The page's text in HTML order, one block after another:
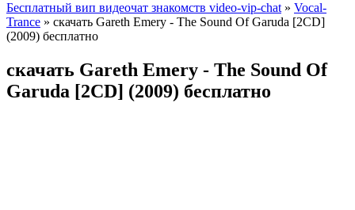
Бесплатный вип видеочат знакомств video-vip-chat » Vocal-
Trance » скачать Gareth Emery - The Sound Of Garuda [2CD]
(2009) бесплатно
скачать Gareth Emery - The Sound Of
Garuda [2CD] (2009) бесплатно